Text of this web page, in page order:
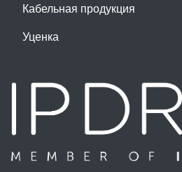
Кабельная продукция
Уценка